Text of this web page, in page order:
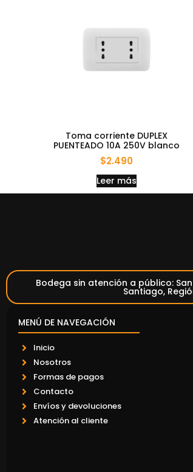
Toma corriente DUPLEX
PUENTEADO 10A 250V blanco
$2.490
Leer más
Bodega sin atención a público:
Santiago,
MENÚ DE NAVEGACIÓN
Inicio
Nosotros
Formas de pagos
Contacto
Envíos y devoluciones
Atención al cliente